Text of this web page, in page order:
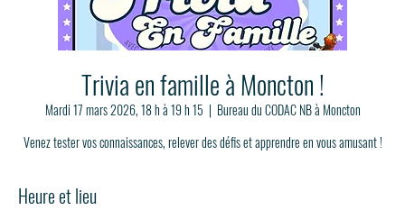
Trivia en famille à Moncton !
Mardi 17 mars 2026, 18 h à 19 h 15
  |
Bureau du CODAC NB à Moncton
Venez tester vos connaissances, relever des défis et apprendre en vous amusant !
Heure et lieu